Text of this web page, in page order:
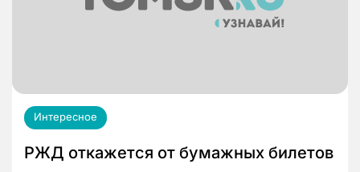
Интересное
РЖД откажется от бумажных билетов